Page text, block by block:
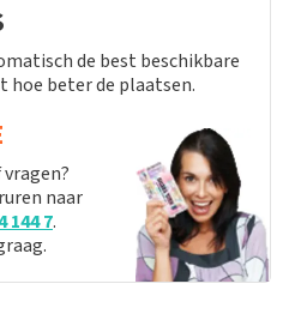
de best beschikbare
hoe beter de plaatsen.
naar
144 7.